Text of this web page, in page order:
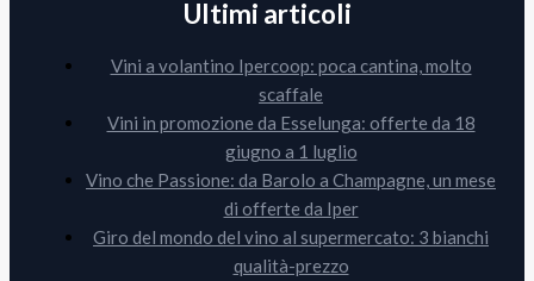
Ultimi articoli
Vini a volantino Ipercoop: poca cantina, molto
scaffale
Vini in promozione da Esselunga: offerte da 18
giugno a 1 luglio
Vino che Passione: da Barolo a Champagne, un mese
di offerte da Iper
Giro del mondo del vino al supermercato: 3 bianchi
qualità-prezzo